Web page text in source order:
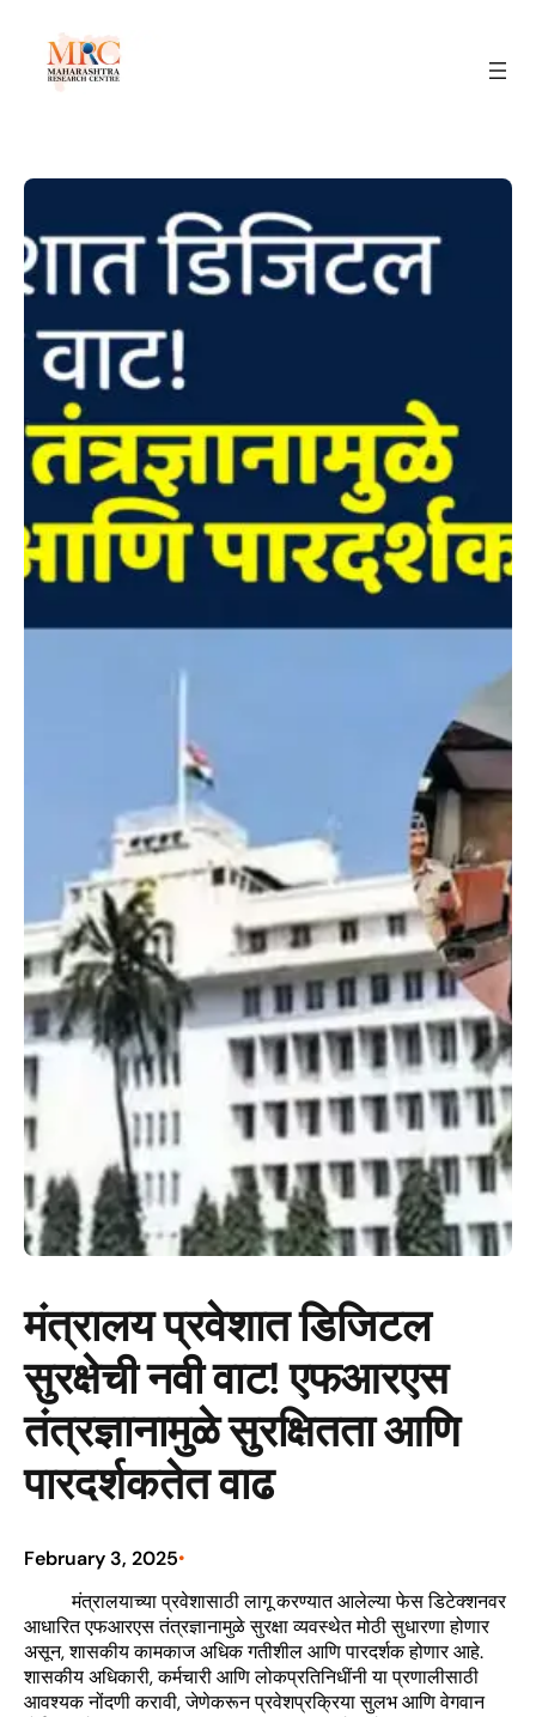
मंत्रालय प्रवेशात डिजिटल
सुरक्षेची नवी वाट! एफआरएस
तंत्रज्ञानामुळे सुरक्षितता आणि
पारदर्शकतेत वाढ
February 3, 2025•
मंत्रालयाच्या प्रवेशासाठी लागू करण्यात आलेल्या फेस डिटेक्शनवर
आधारित एफआरएस तंत्रज्ञानामुळे सुरक्षा व्यवस्थेत मोठी सुधारणा होणार
असून, शासकीय कामकाज अधिक गतीशील आणि पारदर्शक होणार आहे.
शासकीय अधिकारी, कर्मचारी आणि लोकप्रतिनिधींनी या प्रणालीसाठी
आवश्यक नोंदणी करावी, जेणेकरून प्रवेशप्रक्रिया सुलभ आणि वेगवान